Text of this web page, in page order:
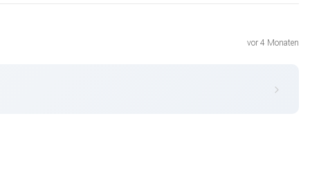
vor 4 Monaten